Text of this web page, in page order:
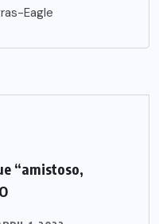
Eagle
“amistoso,